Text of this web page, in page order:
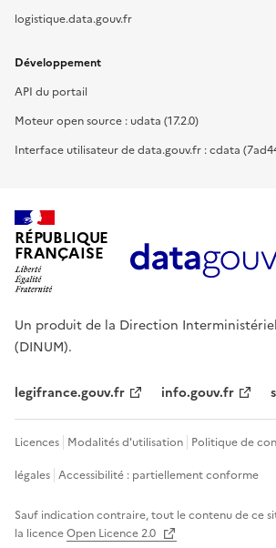
logistique.data.gouv.fr
Développement
API du portail
Moteur open source : udata (17.2.0)
Interface utilisateur de data.gouv.fr : cdata
RÉPUBLIQUE
FRANÇAISE
Un produit de la Direction
(DINUM).
legifrance.gouv.fr info.gouv.fr
Licences Modalités d'utilisation Politique de
légales Accessibilité : partiellement conforme
Sauf indication contraire, tout le contenu de ce
la licenceOpen Licence 2.0